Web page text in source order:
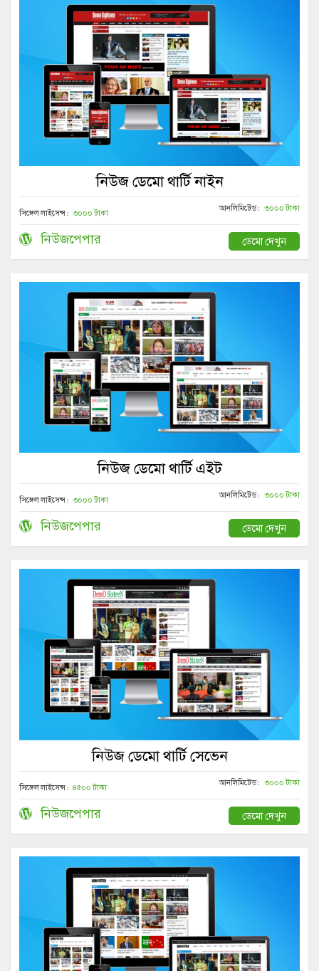
নিউজ ডেমো থার্টি নাইন
সিঙ্গেল লাইসেন্স : ৩০০০ টাকা আনলিমিটেড : ৩০০০ টাকা
নিউজপেপার ডেমো দেখুন
নিউজ ডেমো থার্টি এইট
সিঙ্গেল লাইসেন্স : ৩০০০ টাকা আনলিমিটেড : ৩০০০ টাকা
নিউজপেপার ডেমো দেখুন
নিউজ ডেমো থার্টি সেভেন
সিঙ্গেল লাইসেন্স : ৪৫০০ টাকা আনলিমিটেড : ৩০০০ টাকা
নিউজপেপার ডেমো দেখুন